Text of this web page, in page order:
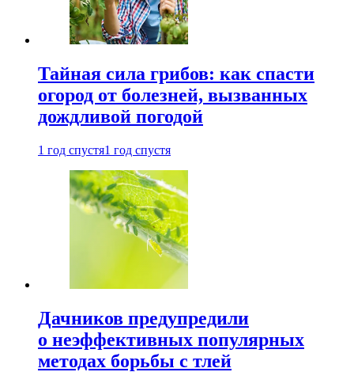
Тайная сила грибов: как спасти
огород от болезней, вызванных
дождливой погодой
1 год спустя1 год спустя
Дачников предупредили
о неэффективных популярных
методах борьбы с тлей